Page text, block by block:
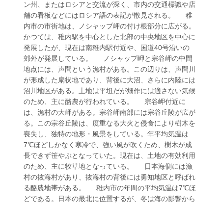
ン州、またはロシアと交流が深く、市内の交通標識や店
舗の看板などにはロシア語の表記が散見される。 稚
内市の市街地は、ノシャップ岬の付け根部分に広がる。
かつては、稚内駅を中心とした北部の中央地区を中心に
発展したが、現在は南稚内駅付近や、国道40号沿いの
郊外が発展している。 ノシャップ岬と宗谷岬の中間
地点には、声問という漁村がある。この辺りは、声問川
が形成した扇状地であり、背後に大沼、さらに内陸には
沼川地区がある。土地は平坦だが畑作には適さない気候
のため、主に酪農が行われている。 宗谷岬付近に
は、漁村の大岬がある。宗谷岬南部には宗谷丘陵が広が
る。この宗谷丘陵は、度重なる大火と侵食により樹木を
喪失し、独特の地形・風景をしている。年平均気温は
7℃ほどしかなく寒冷で、強い風が吹くため、樹木が成
長できず笹やぶとなっていた。現在は、土地の有効利用
のため、主に牧草地となっている。 日本海側には漁
村の抜海村があり、抜海村の背後には勇知地区と呼ばれ
る酪農地帯がある。 稚内市の年間の平均気温は7℃ほ
どである。日本の最北に位置するが、冬は海の影響から